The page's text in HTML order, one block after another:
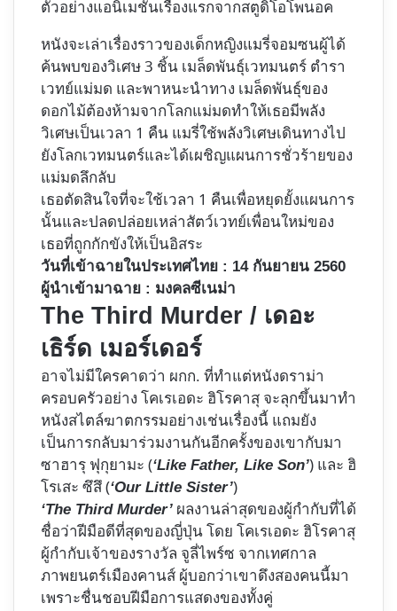
ตัวอย่างแอนิเมชั่นเรื่องแรกจากสตูดิโอโพนอค
หนังจะเล่าเรื่องราวของเด็กหญิงแมรี่จอมซนผู้ได้
ค้นพบของวิเศษ 3 ชิ้น เมล็ดพันธุ์เวทมนตร์ ตำรา
เวทย์แม่มด และพาหนะนำทาง เมล็ดพันธุ์ของ
ดอกไม้ต้องห้ามจากโลกแม่มดทำให้เธอมีพลัง
วิเศษเป็นเวลา 1 คืน แมรี่ใช้พลังวิเศษเดินทางไป
ยังโลกเวทมนตร์และได้เผชิญแผนการชั่วร้ายของ
แม่มดลึกลับ
เธอตัดสินใจที่จะใช้เวลา 1 คืนเพื่อหยุดยั้งแผนการ
นั้นและปลดปล่อยเหล่าสัตว์เวทย์เพื่อนใหม่ของ
เธอที่ถูกกักขังให้เป็นอิสระ
วันที่เข้าฉายในประเทศไทย : 14 กันยายน 2560
ผู้นำเข้ามาฉาย : มงคลซีเนม่า
The Third Murder / เดอะ
เธิร์ด เมอร์เดอร์
อาจไม่มีใครคาดว่า ผกก. ที่ทำแต่หนังดราม่า
ครอบครัวอย่าง โคเรเอดะ ฮิโรคาสุ จะลุกขึ้นมาทำ
หนังสไตล์ฆาตกรรมอย่างเช่นเรื่องนี้ แถมยัง
เป็นการกลับมาร่วมงานกันอีกครั้งของเขากับมา
ซาฮารุ ฟุกุยามะ (‘Like Father, Like Son’) และ ฮิ
โรเสะ ซึสึ (‘Our Little Sister’)
‘The Third Murder’ ผลงานล่าสุดของผู้กำกับที่ได้
ชื่อว่าฝีมือดีที่สุดของญี่ปุ่น โดย โคเรเอดะ ฮิโรคาสุ
ผู้กำกับเจ้าของรางวัล จูลี่ไพร์ซ จากเทศกาล
ภาพยนตร์เมืองคานส์ ผู้บอกว่าเขาดึงสองคนนี้มา
เพราะชื่นชอบฝีมือการแสดงของทั้งคู่